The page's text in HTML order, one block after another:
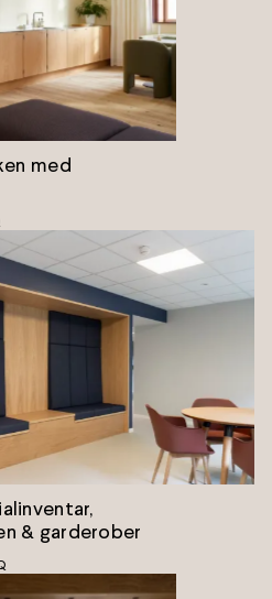
med
& garderober